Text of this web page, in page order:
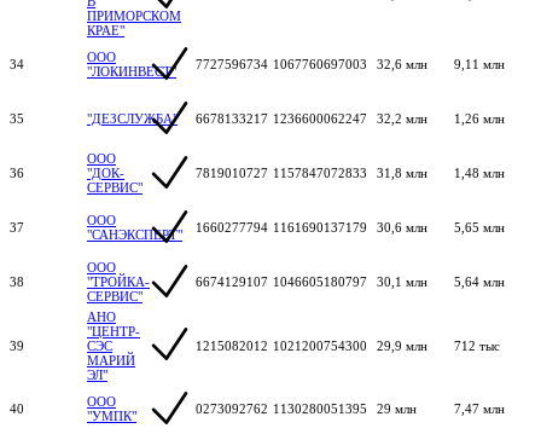
ПРИМОРСКОМ
КРАЕ"
34
ООО
"ЛОКИНВЕСТ"
7727596734 1067760697003 32,6 млн 9,11 млн
35 "ДЕЗСЛУЖБА" 6678133217 1236600062247 32,2 млн 1,26 млн
36
ООО
"ДОК-
СЕРВИС"
7819010727 1157847072833 31,8 млн 1,48 млн
37
ООО
"САНЭКСПЕРТ"
1660277794 1161690137179 30,6 млн 5,65 млн
38
ООО
"ТРОЙКА-
СЕРВИС"
6674129107 1046605180797 30,1 млн 5,64 млн
39
АНО
"ЦЕНТР-
СЭС
МАРИЙ
ЭЛ"
1215082012 1021200754300 29,9 млн 712 тыс
40
ООО
"УМПК"
0273092762 1130280051395 29 млн 7,47 млн